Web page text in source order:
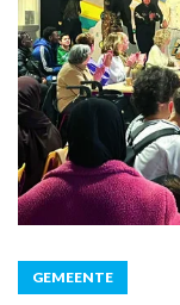
GEMEENTE